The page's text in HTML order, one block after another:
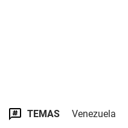
TEMAS Venezuela